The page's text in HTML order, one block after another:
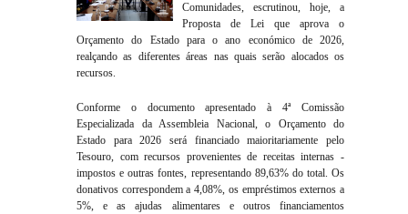
Comunidades, escrutinou, hoje, a
Proposta de Lei que aprova o
Orçamento do Estado para o ano económico de 2026,
realçando as diferentes áreas nas quais serão alocados os
recursos.
Conforme o documento apresentado à 4ª Comissão
Especializada da Assembleia Nacional, o Orçamento do
Estado para 2026 será financiado maioritariamente pelo
Tesouro, com recursos provenientes de receitas internas -
impostos e outras fontes, representando 89,63% do total. Os
donativos correspondem a 4,08%, os empréstimos externos a
5%, e as ajudas alimentares e outros financiamentos